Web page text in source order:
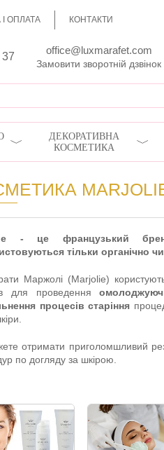
ОПЛАТА КОНТАКТИ
office@luxmarafet.com
Замовити зворотній дзвінок
ДЕКОРАТИВНА
КОСМЕТИКА
- це французький
тільки органічно
Маржолі (Marjolie)
для проведення
процесів старіння
отримати приголомшливий
по догляду за шкірою.